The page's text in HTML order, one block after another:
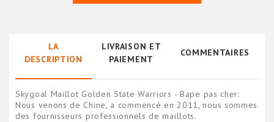
LA
DESCRIPTION
LIVRAISON ET
PAIEMENT
COMMENTAIRES
Skygoal Maillot Golden State Warriors - Bape pas cher:
Nous venons de Chine, a commencé en 2011, nous sommes
des fournisseurs professionnels de maillots.